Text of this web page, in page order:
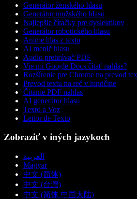
Generátor ženského hlasu
Generátor mužského hlasu
Najlepšie čítačky pre dyslektikov
Generátor robotického hlasu
Anime hlas z textu
AI menič hlasu
Audio prehrávač PDF
Vie mi Google Docs čítať nahlas?
Rozšírenie pre Chrome na prevod
Prevod textu na reč v hindčine
Čítanie PDF nahlas
AI generátor hlasu
Texto a Voz
Leitor de Texto
Zobraziť v iných jazykoch
العربية
Magyar
中文 (简体)
中文 (台灣)
中文 (简体 中国大陆)